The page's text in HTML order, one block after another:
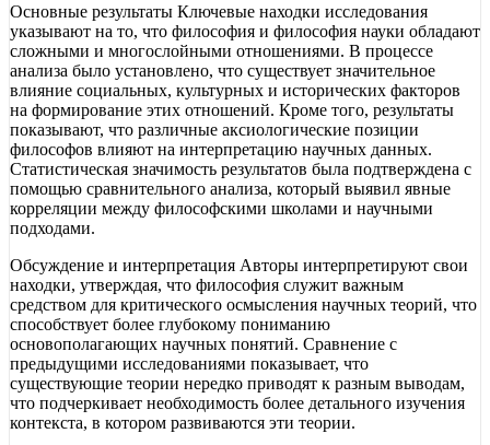
Основные результаты Ключевые находки исследования
указывают на то, что философия и философия науки обладают
сложными и многослойными отношениями. В процессе
анализа было установлено, что существует значительное
влияние социальных, культурных и исторических факторов
на формирование этих отношений. Кроме того, результаты
показывают, что различные аксиологические позиции
философов влияют на интерпретацию научных данных.
Статистическая значимость результатов была подтверждена с
помощью сравнительного анализа, который выявил явные
корреляции между философскими школами и научными
подходами.
Обсуждение и интерпретация Авторы интерпретируют свои
находки, утверждая, что философия служит важным
средством для критического осмысления научных теорий, что
способствует более глубокому пониманию
основополагающих научных понятий. Сравнение с
предыдущими исследованиями показывает, что
существующие теории нередко приводят к разным выводам,
что подчеркивает необходимость более детального изучения
контекста, в котором развиваются эти теории.